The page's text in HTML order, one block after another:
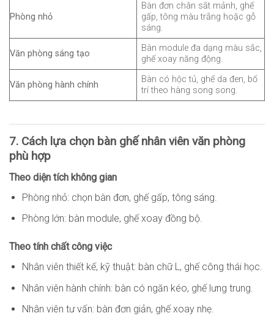
Phòng nhỏ
Bàn đơn chân sắt mảnh, ghế
gấp, tông màu trắng hoặc gỗ
sáng.
Văn phòng sáng tạo
Bàn module đa dạng màu sắc,
ghế xoay năng động.
Văn phòng hành chính
Bàn có hộc tủ, ghế da đen, bố
trí theo hàng song song.
7. Cách lựa chọn bàn ghế nhân viên văn phòng
phù hợp
Theo diện tích không gian
Phòng nhỏ: chọn bàn đơn, ghế gấp, tông sáng.
Phòng lớn: bàn module, ghế xoay đồng bộ.
Theo tính chất công việc
Nhân viên thiết kế, kỹ thuật: bàn chữ L, ghế công thái học.
Nhân viên hành chính: bàn có ngăn kéo, ghế lưng trung.
Nhân viên tư vấn: bàn đơn giản, ghế xoay nhẹ.